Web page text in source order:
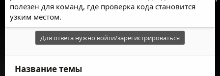
полезен для команд, где проверка кода становится
узким местом.
Для ответа нужно войти/зарегистрироваться
Название темы